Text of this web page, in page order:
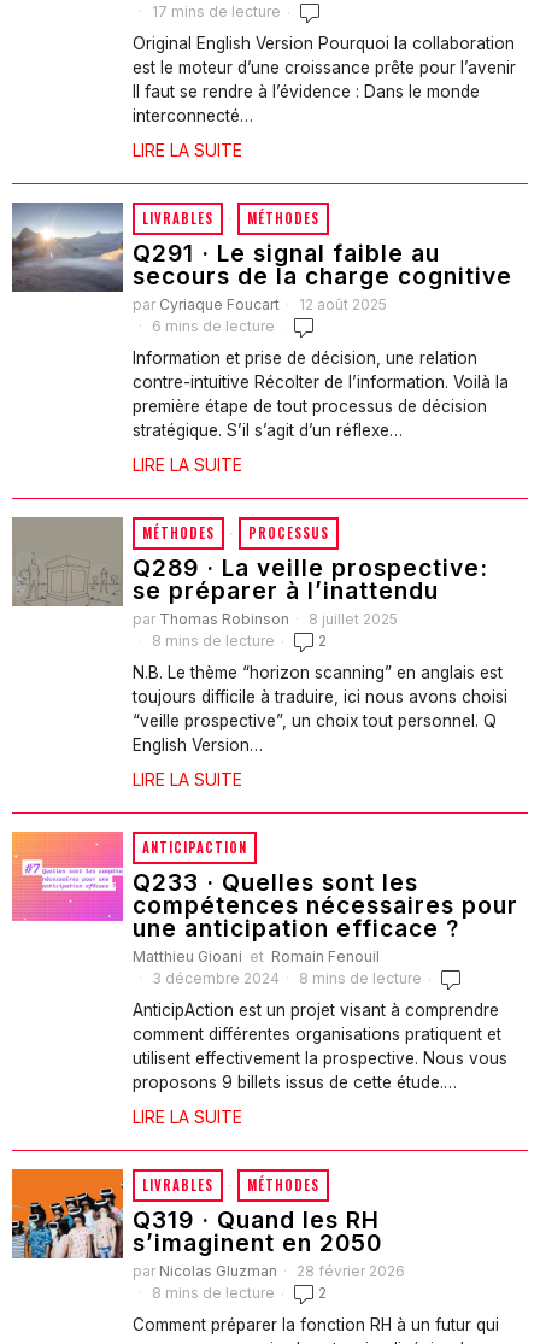
17 mins de lecture
Original English Version Pourquoi la collaboration
est le moteur d’une croissance prête pour l’avenir
Il faut se rendre à l’évidence : Dans le monde
interconnecté…
LIRE LA SUITE
LIVRABLES · MÉTHODES
Q291 · Le signal faible au
secours de la charge cognitive
par Cyriaque Foucart
12 août 2025
6 mins de lecture
Information et prise de décision, une relation
contre-intuitive Récolter de l’information. Voilà la
première étape de tout processus de décision
stratégique. S’il s’agit d’un réflexe…
LIRE LA SUITE
MÉTHODES · PROCESSUS
Q289 · La veille prospective:
se préparer à l’inattendu
par Thomas Robinson
8 juillet 2025
8 mins de lecture
2
N.B. Le thème “horizon scanning” en anglais est
toujours difficile à traduire, ici nous avons choisi
“veille prospective”, un choix tout personnel. Q
English Version…
LIRE LA SUITE
ANTICIPACTION
Q233 · Quelles sont les
compétences nécessaires pour
une anticipation efficace ?
Matthieu Gioani et Romain Fenouil
3 décembre 2024
8 mins de lecture
AnticipAction est un projet visant à comprendre
comment différentes organisations pratiquent et
utilisent effectivement la prospective. Nous vous
proposons 9 billets issus de cette étude.…
LIRE LA SUITE
LIVRABLES · MÉTHODES
Q319 · Quand les RH
s’imaginent en 2050
par Nicolas Gluzman
28 février 2026
8 mins de lecture
2
Comment préparer la fonction RH à un futur qui